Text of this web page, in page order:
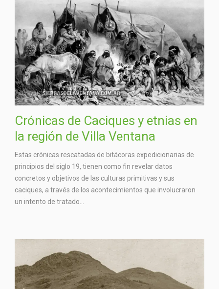
Crónicas de Caciques y etnias en
la región de Villa Ventana
Estas crónicas rescatadas de bitácoras expedicionarias de
principios del siglo 19, tienen como fin revelar datos
concretos y objetivos de las culturas primitivas y sus
caciques, a través de los acontecimientos que involucraron
un intento de tratado...